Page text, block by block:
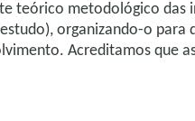
teórico metodológico
organizando-o
Acreditamos que